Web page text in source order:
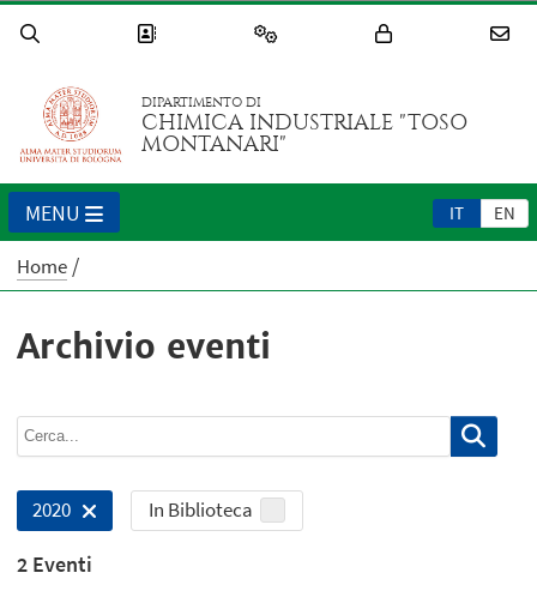
DIPARTIMENTO DI
CHIMICA INDUSTRIALE "TOSO
MONTANARI"
IT EN
MENU
Home
Archivio eventi
2020 In Biblioteca
2 Eventi